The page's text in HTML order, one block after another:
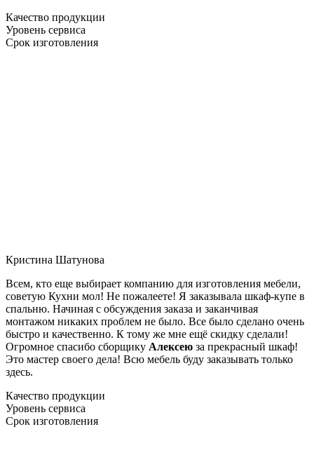
Качество продукции
Уровень сервиса
Срок изготовления
Кристина Шатунова
Всем, кто еще выбирает компанию для изготовления мебели,
советую Кухни мол! Не пожалеете! Я заказывала шкаф-купе в
спальню. Начиная с обсуждения заказа и заканчивая
монтажом никаких проблем не было. Все было сделано очень
быстро и качественно. К тому же мне ещё скидку сделали!
Огромное спасибо сборщику Алексею за прекрасный шкаф!
Это мастер своего дела! Всю мебель буду заказывать только
здесь.
Качество продукции
Уровень сервиса
Срок изготовления